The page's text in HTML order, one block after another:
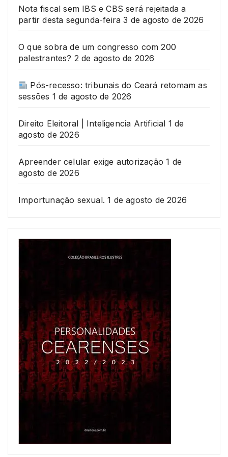
Nota fiscal sem IBS e CBS será rejeitada a
partir desta segunda-feira 3 de agosto de 2026
O que sobra de um congresso com 200
palestrantes? 2 de agosto de 2026
Pós-recesso: tribunais do Ceará retomam as
sessões 1 de agosto de 2026
Direito Eleitoral | Inteligencia Artificial 1 de
agosto de 2026
Apreender celular exige autorização 1 de
agosto de 2026
Importunação sexual. 1 de agosto de 2026